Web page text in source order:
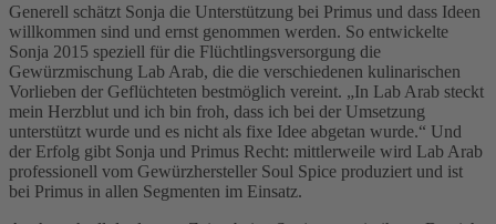
Generell schätzt Sonja die Unterstützung bei Primus und dass Ideen
willkommen sind und ernst genommen werden. So entwickelte
Sonja 2015 speziell für die Flüchtlingsversorgung die
Gewürzmischung Lab Arab, die die verschiedenen kulinarischen
Vorlieben der Geflüchteten bestmöglich vereint. „In Lab Arab steckt
mein Herzblut und ich bin froh, dass ich bei der Umsetzung
unterstützt wurde und es nicht als fixe Idee abgetan wurde.“ Und
der Erfolg gibt Sonja und Primus Recht: mittlerweile wird Lab Arab
professionell vom Gewürzhersteller Soul Spice produziert und ist
bei Primus in allen Segmenten im Einsatz.